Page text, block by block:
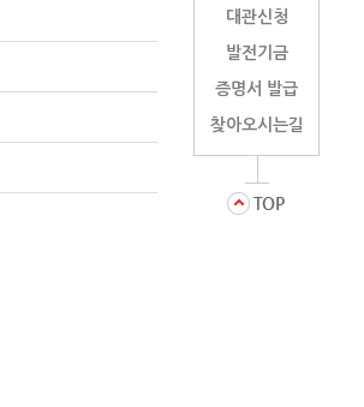
대관신청
발전기금
증명서 발급
찾아오시는길